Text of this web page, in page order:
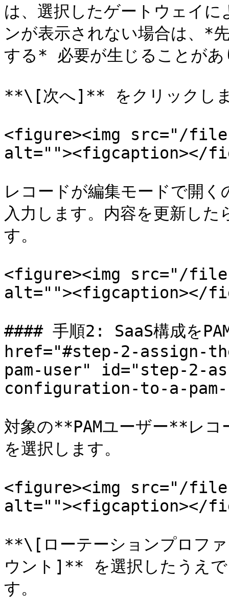
は、選択したゲートウェイ
ンが表示されない場合は、*
する* 必要が生じることがあ
**\[次へ]** をクリックし
<figure><img src="/files/
alt=""><figcaption></
レコードが編集モードで開
入力します。内容を更新
す。
<figure><img src="/files/
alt=""><figcaption></
#### 手順2: SaaS構成を
href="#step-2-assign-
pam-user" id="step-2-
configuration-to-a-pam-
対象の**PAMユーザー**レ
を選択します。
<figure><img src="/files/
alt=""><figcaption></
**\[ローテーションプロフ
ウント]** を選択したうえ
す。